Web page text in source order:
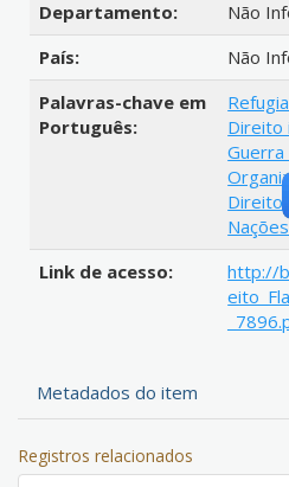
Departamento:
Não
País:
Não
Palavras-chave em
Português:
Direito
Guerra
Direito
Link de acesso:
http://
Metadados do item
Registros relacionados